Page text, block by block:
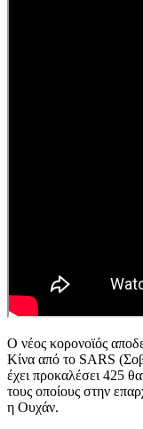
Ο νέος κορονοϊός
Κίνα από το SARS
έχει προκαλέσει 425
τους οποίους στην
η Ουχάν.